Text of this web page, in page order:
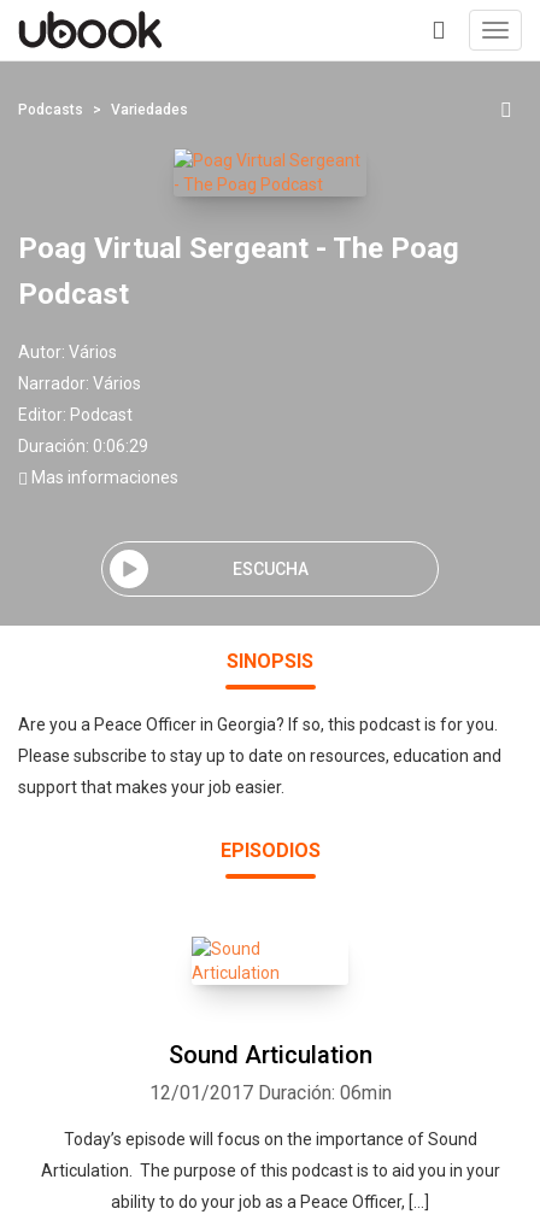
+
Podcasts Variedades
Poag Virtual Sergeant - The Poag
Podcast
Autor: Vários
Narrador: Vários
Editor: Podcast
Duración: 0:06:29
Mas informaciones
ESCUCHA
SINOPSIS
Are you a Peace Officer in Georgia? If so, this podcast is for you.
Please subscribe to stay up to date on resources, education and
support that makes your job easier.
EPISODIOS
Sound Articulation
12/01/2017 Duración: 06min
Today’s episode will focus on the importance of Sound
Articulation. The purpose of this podcast is to aid you in your
ability to do your job as a Peace Officer, […]